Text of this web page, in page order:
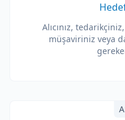
Alıcınız,
müşaviriniz veya